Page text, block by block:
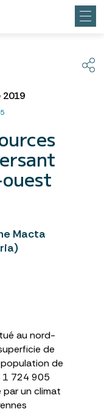
2019
Macta
au nord-
de
de
724 905
un climat